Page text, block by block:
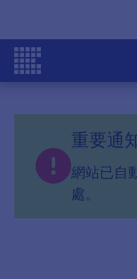
重要通
網站已自
處。